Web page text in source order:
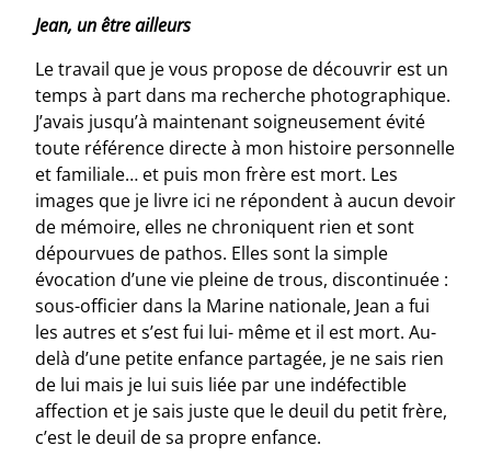
Jean, un être ailleurs
Le travail que je vous propose de découvrir est un
temps à part dans ma recherche photographique.
J’avais jusqu’à maintenant soigneusement évité
toute référence directe à mon histoire personnelle
et familiale… et puis mon frère est mort. Les
images que je livre ici ne répondent à aucun devoir
de mémoire, elles ne chroniquent rien et sont
dépourvues de pathos. Elles sont la simple
évocation d’une vie pleine de trous, discontinuée :
sous-officier dans la Marine nationale, Jean a fui
les autres et s’est fui lui- même et il est mort. Au-
delà d’une petite enfance partagée, je ne sais rien
de lui mais je lui suis liée par une indéfectible
affection et je sais juste que le deuil du petit frère,
c’est le deuil de sa propre enfance.